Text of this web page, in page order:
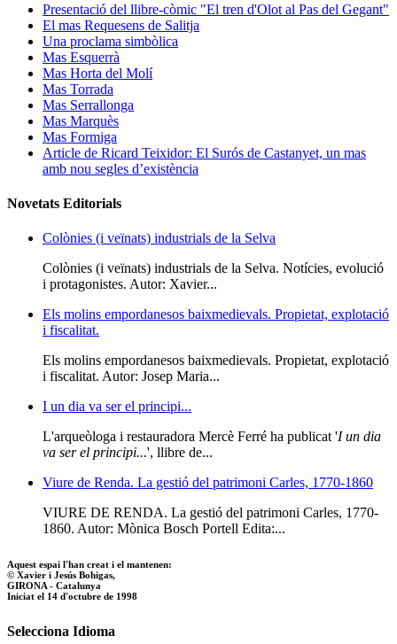
Presentació del llibre-còmic "El tren d'Olot al Pas del Gegant"
El mas Requesens de Salitja
Una proclama simbòlica
Mas Esquerrà
Mas Horta del Molí
Mas Torrada
Mas Serrallonga
Mas Marquès
Mas Formiga
Article de Ricard Teixidor: El Surós de Castanyet, un mas
amb nou segles d’existència
Novetats Editorials
Colònies (i veïnats) industrials de la Selva
Colònies (i veïnats) industrials de la Selva. Notícies, evolució
i protagonistes. Autor: Xavier...
Els molins empordanesos baixmedievals. Propietat, explotació
i fiscalitat.
Els molins empordanesos baixmedievals. Propietat, explotació
i fiscalitat. Autor: Josep Maria...
I un dia va ser el principi...
L'arqueòloga i restauradora Mercè Ferré ha publicat 'I un dia
va ser el principi...', llibre de...
Viure de Renda. La gestió del patrimoni Carles, 1770-1860
VIURE DE RENDA. La gestió del patrimoni Carles, 1770-
1860. Autor: Mònica Bosch Portell Edita:...
Aquest espai l'han creat i el mantenen:
© Xavier i Jesús Bohigas,
GIRONA - Catalunya
Iniciat el 14 d'octubre de 1998
Selecciona Idioma